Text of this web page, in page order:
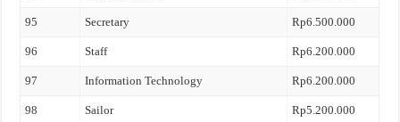
95 Secretary Rp6.500.000
96 Staff Rp6.200.000
97 Information Technology Rp6.200.000
98 Sailor Rp5.200.000